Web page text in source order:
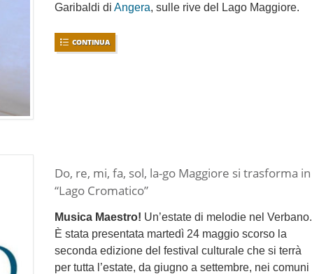
Garibaldi di Angera, sulle rive del Lago Maggiore.
CONTINUA
Do, re, mi, fa, sol, la-go Maggiore si trasforma in
“Lago Cromatico”
Musica Maestro! Un’estate di melodie nel Verbano.
È stata presentata martedì 24 maggio scorso la
seconda edizione del festival culturale che si terrà
per tutta l’estate, da giugno a settembre, nei comuni